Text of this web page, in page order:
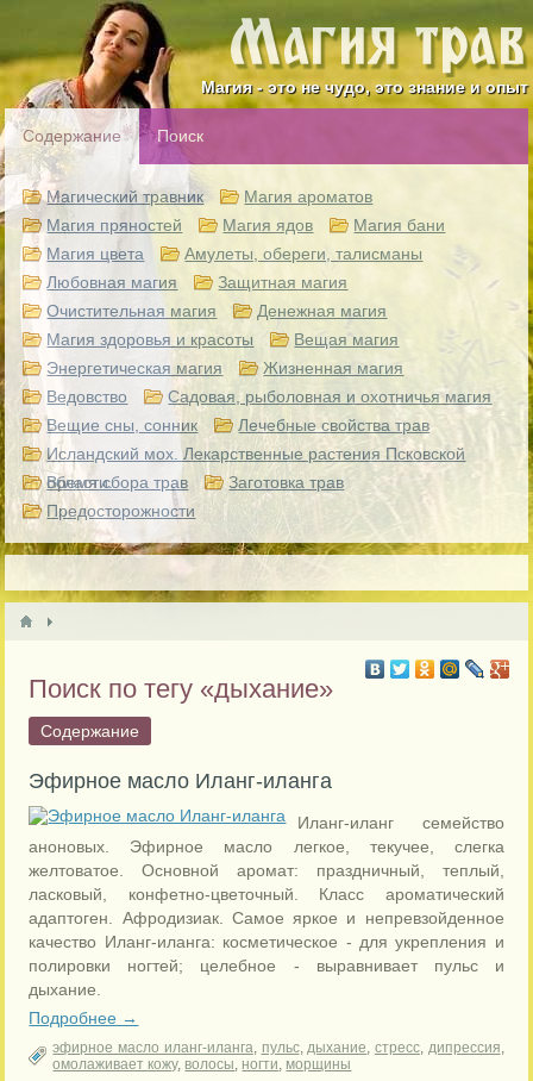
Магия - это не чудо, это знание и опыт
Содержание Поиск
Магический травник
Магия ароматов
Магия пряностей
Магия ядов
Магия бани
Магия цвета
Амулеты, обереги, талисманы
Любовная магия
Защитная магия
Очистительная магия
Денежная магия
Магия здоровья и красоты
Вещая магия
Энергетическая магия
Жизненная магия
Ведовство
Садовая, рыболовная и охотничья магия
Вещие сны, сонник
Лечебные свойства трав
Исландский мох. Лекарственные растения Псковской
области.
Время сбора трав
Заготовка трав
Предосторожности
Поиск по тегу «дыхание»
Содержание
Эфирное масло Иланг-иланга
Иланг-иланг семейство
аноновых. Эфирное масло легкое, текучее, слегка
желтоватое. Основной аромат: праздничный, теплый,
ласковый, конфетно-цветочный. Класс ароматический
адаптоген. Афродизиак. Самое яркое и непревзойденное
качество Иланг-иланга: косметическое - для укрепления и
полировки ногтей; целебное - выравнивает пульс и
дыхание.
Подробнее →
эфирное масло иланг-иланга, пульс,дыхание, стресс, дипрессия,
омолаживает кожу, волосы, ногти, морщины